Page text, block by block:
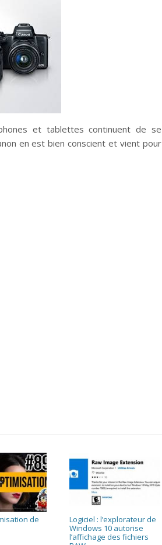
et tablettes continuent de se
en est bien conscient et vient pour
de
Logiciel : l’explorateur de
Windows 10 autorise
l’affichage des fichiers